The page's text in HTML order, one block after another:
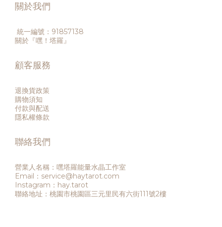
關於我們
統一編號：91857138
關於『嘿！塔羅』
顧客服務
退換貨政策
購物須知
付款與配送
隱私權條款
聯絡我們
營業人名稱：嘿塔羅能量水晶工作室
Email：service@haytarot.com
Instagram：hay.tarot
聯絡地址：桃園市桃園區三元里民有六街111號2樓